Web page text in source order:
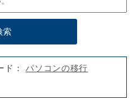
ド：パソコンの移行